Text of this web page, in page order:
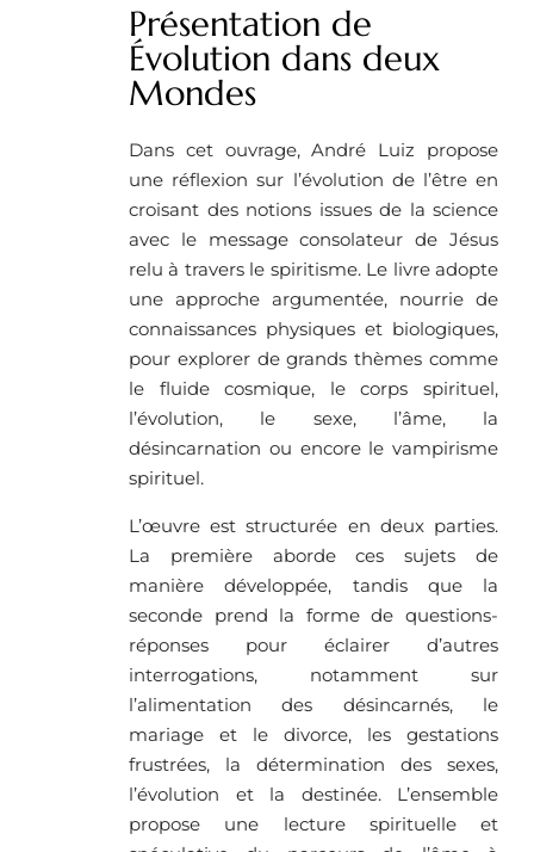
Présentation de
Évolution dans deux
Mondes
Dans cet ouvrage, André Luiz propose
une réflexion sur l’évolution de l’être en
croisant des notions issues de la science
avec le message consolateur de Jésus
relu à travers le spiritisme. Le livre adopte
une approche argumentée, nourrie de
connaissances physiques et biologiques,
pour explorer de grands thèmes comme
le fluide cosmique, le corps spirituel,
l’évolution, le sexe, l’âme, la
désincarnation ou encore le vampirisme
spirituel.
L’œuvre est structurée en deux parties.
La première aborde ces sujets de
manière développée, tandis que la
seconde prend la forme de questions-
réponses pour éclairer d’autres
interrogations, notamment sur
l’alimentation des désincarnés, le
mariage et le divorce, les gestations
frustrées, la détermination des sexes,
l’évolution et la destinée. L’ensemble
propose une lecture spirituelle et